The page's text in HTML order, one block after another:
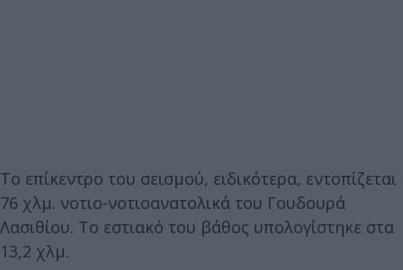
Το επίκεντρο του σεισμού, ειδικότερα, εντοπίζεται
76 χλμ. νοτιο-νοτιοανατολικά του Γουδουρά
Λασιθίου. Το εστιακό του βάθος υπολογίστηκε στα
13,2 χλμ.